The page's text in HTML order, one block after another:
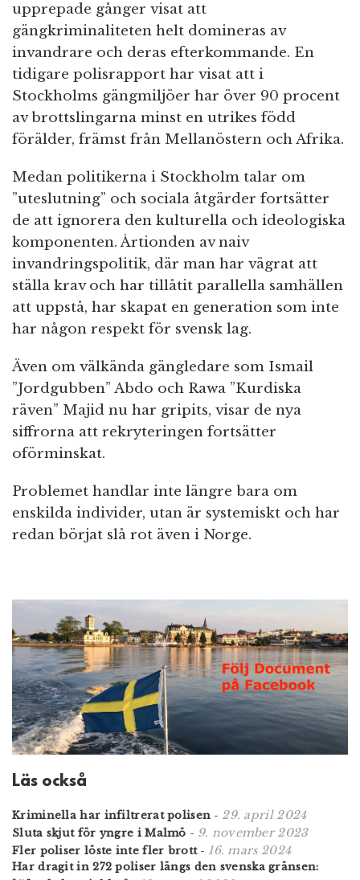
upprepade gånger visat att
gängkriminaliteten helt domineras av
invandrare och deras efterkommande. En
tidigare polisrapport har visat att i
Stockholms gängmiljöer har över 90 procent
av brottslingarna minst en utrikes född
förälder, främst från Mellanöstern och Afrika.
Medan politikerna i Stockholm talar om
”uteslutning” och sociala åtgärder fortsätter
de att ignorera den kulturella och ideologiska
komponenten. Årtionden av naiv
invandringspolitik, där man har vägrat att
ställa krav och har tillåtit parallella samhällen
att uppstå, har skapat en generation som inte
har någon respekt för svensk lag.
Även om välkända gängledare som Ismail
”Jordgubben” Abdo och Rawa ”Kurdiska
räven” Majid nu har gripits, visar de nya
siffrorna att rekryteringen fortsätter
oförminskat.
Problemet handlar inte längre bara om
enskilda individer, utan är systemiskt och har
redan börjat slå rot även i Norge.
Läs också
Kriminella har infiltrerat polisen - 29. april 2024
Sluta skjut för yngre i Malmö - 9. november 2023
Fler poliser löste inte fler brott- 16. mars 2024
Har dragit in 272 poliser längs den svenska gränsen: